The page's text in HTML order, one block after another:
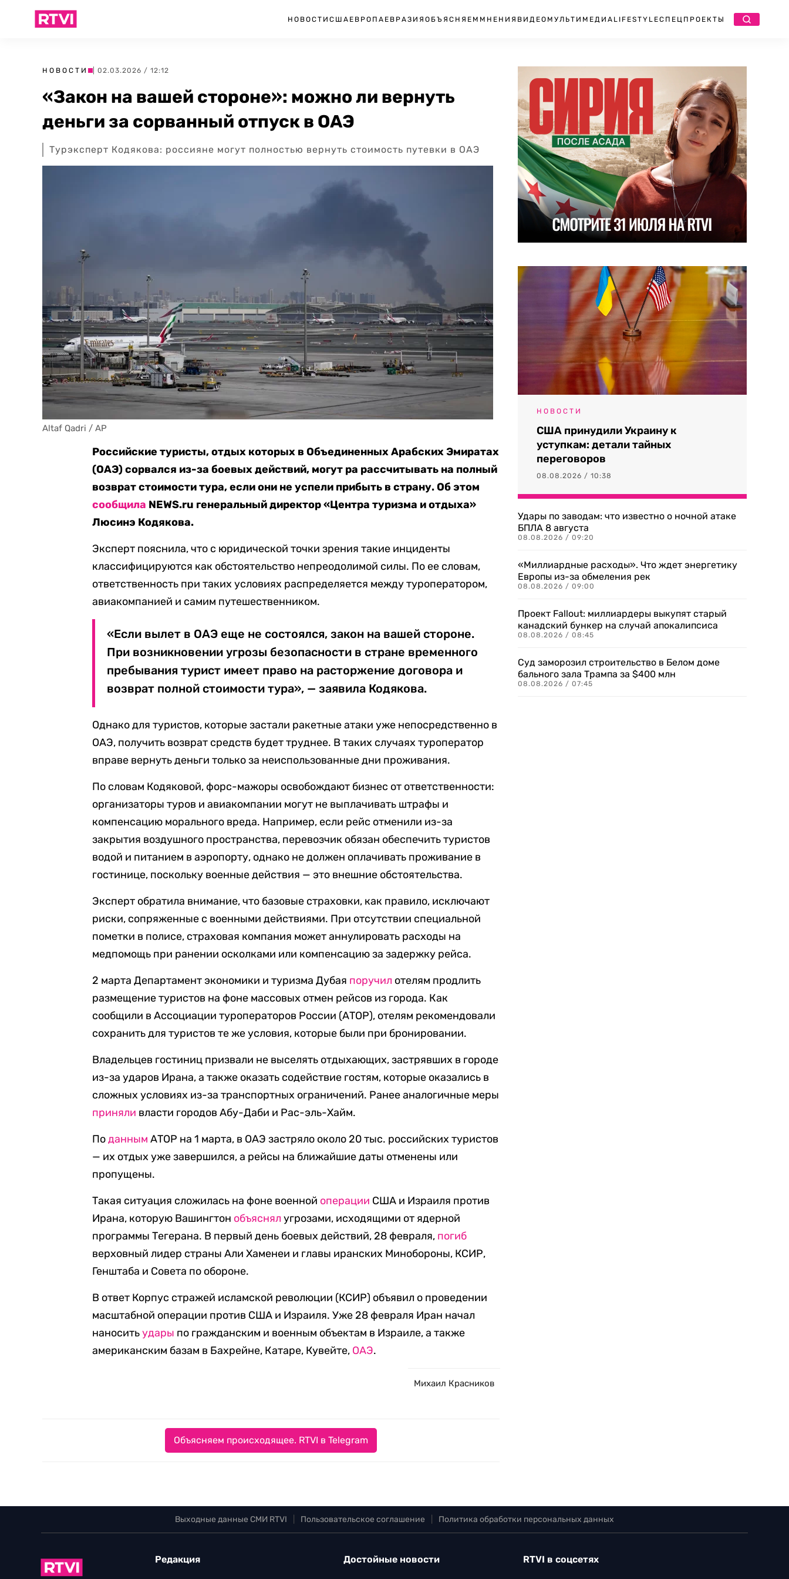
НОВОСТИ США ЕВРОПА ЕВРАЗИЯ ОБЪЯСНЯЕМ МНЕНИЯ ВИДЕО МУЛЬТИМЕДИА LIFESTYLEСПЕЦПРОЕКТЫ
НОВОСТИ | 02.03.2026 / 12:12
«Закон на вашей стороне»: можно ли вернуть
деньги за сорванный отпуск в ОАЭ
Турэксперт Кодякова: россияне могут полностью вернуть стоимость путевки в ОАЭ
Altaf Qadri / AP
Российские туристы, отдых которых в Объединенных Арабских Эмиратах
(ОАЭ) сорвался из-за боевых действий, могут ра рассчитывать на полный
возврат стоимости тура, если они не успели прибыть в страну. Об этом
сообщила NEWS.ru генеральный директор «Центра туризма и отдыха»
Люсинэ Кодякова.
Эксперт пояснила, что с юридической точки зрения такие инциденты
классифицируются как обстоятельство непреодолимой силы. По ее словам,
ответственность при таких условиях распределяется между туроператором,
авиакомпанией и самим путешественником.
«Если вылет в ОАЭ еще не состоялся, закон на вашей стороне.
При возникновении угрозы безопасности в стране временного
пребывания турист имеет право на расторжение договора и
возврат полной стоимости тура», — заявила Кодякова.
Однако для туристов, которые застали ракетные атаки уже непосредственно в
ОАЭ, получить возврат средств будет труднее. В таких случаях туроператор
вправе вернуть деньги только за неиспользованные дни проживания.
По словам Кодяковой, форс-мажоры освобождают бизнес от ответственности:
организаторы туров и авиакомпании могут не выплачивать штрафы и
компенсацию морального вреда. Например, если рейс отменили из-за
закрытия воздушного пространства, перевозчик обязан обеспечить туристов
водой и питанием в аэропорту, однако не должен оплачивать проживание в
гостинице, поскольку военные действия — это внешние обстоятельства.
Эксперт обратила внимание, что базовые страховки, как правило, исключают
риски, сопряженные с военными действиями. При отсутствии специальной
пометки в полисе, страховая компания может аннулировать расходы на
медпомощь при ранении осколками или компенсацию за задержку рейса.
2 марта Департамент экономики и туризма Дубая поручил отелям продлить
размещение туристов на фоне массовых отмен рейсов из города. Как
сообщили в Ассоциации туроператоров России (АТОР), отелям рекомендовали
сохранить для туристов те же условия, которые были при бронировании.
Владельцев гостиниц призвали не выселять отдыхающих, застрявших в городе
из-за ударов Ирана, а также оказать содействие гостям, которые оказались в
сложных условиях из-за транспортных ограничений. Ранее аналогичные меры
приняли власти городов Абу-Даби и Рас-эль-Хайм.
Поданным АТОР на 1 марта, в ОАЭ застряло около 20 тыс. российских туристов
— их отдых уже завершился, а рейсы на ближайшие даты отменены или
пропущены.
Такая ситуация сложилась на фоне военной операции США и Израиля против
Ирана, которую Вашингтон объяснял угрозами, исходящими от ядерной
программы Тегерана. В первый день боевых действий, 28 февраля, погиб
верховный лидер страны Али Хаменеи и главы иранских Минобороны, КСИР,
Генштаба и Совета по обороне.
В ответ Корпус стражей исламской революции (КСИР) объявил о проведении
масштабной операции против США и Израиля. Уже 28 февраля Иран начал
наноситьудары по гражданским и военным объектам в Израиле, а также
американским базам в Бахрейне, Катаре, Кувейте, ОАЭ.
Михаил Красников
Объясняем происходящее. RTVI в Telegram
НОВОСТИ
США принудили Украину к
уступкам: детали тайных
переговоров
08.08.2026 / 10:38
Удары по заводам: что известно о ночной атаке
БПЛА 8 августа
08.08.2026 / 09:20
«Миллиардные расходы». Что ждет энергетику
Европы из-за обмеления рек
08.08.2026 / 09:00
Проект Fallout: миллиардеры выкупят старый
канадский бункер на случай апокалипсиса
08.08.2026 / 08:45
Суд заморозил строительство в Белом доме
бального зала Трампа за $400 млн
08.08.2026 / 07:45
Выходные данные СМИ RTVI Пользовательское соглашение Политика обработки персональных данных
Редакция Достойные новости RTVI в соцсетях